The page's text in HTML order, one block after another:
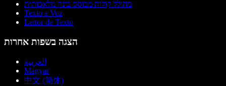
מחולל קולות מבוסס בינה מלאכותית
Texto a Voz
Leitor de Texto
הצגה בשפות אחרות
العربية
Magyar
中文 (简体)